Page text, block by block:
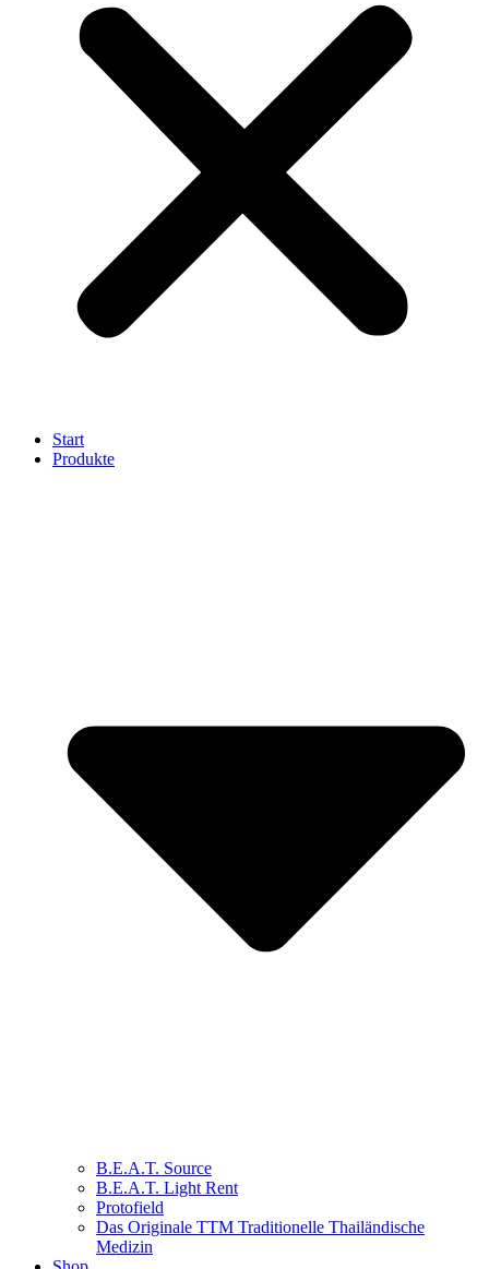
Start
Produkte
B.E.A.T. Source
B.E.A.T. Light Rent
Protofield
Das Originale TTM Traditionelle Thailändische
Medizin